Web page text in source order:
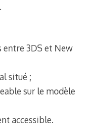
entre 3DS et New
situé ;
sur le modèle
accessible.